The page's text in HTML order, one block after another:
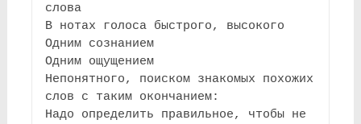
слова
В нотах голоса быстрого, высокого
Одним сознанием
Одним ощущением
Непонятного, поиском знакомых похожих
слов с таким окончанием:
Надо определить правильное, чтобы не